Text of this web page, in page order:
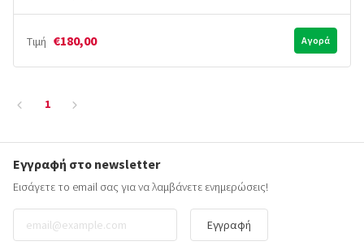
Τιμή €180,00 Αγορά
1
Εγγραφή στο newsletter
Εισάγετε το email σας για να λαμβάνετε ενημερώσεις!
Εγγραφή